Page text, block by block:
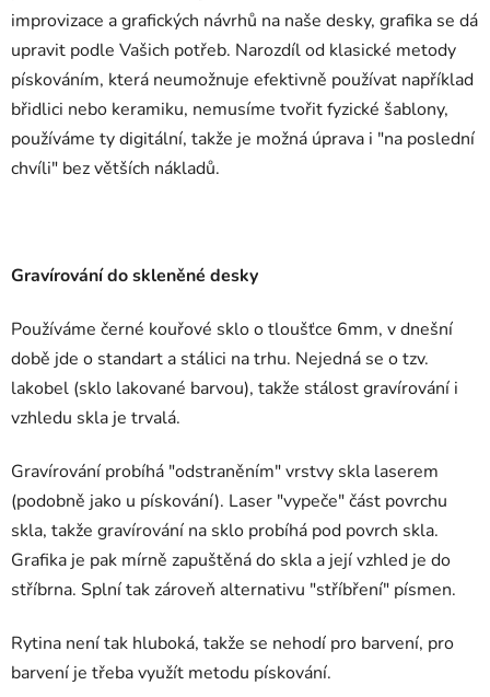
improvizace a grafických návrhů na naše desky, grafika se dá
upravit podle Vašich potřeb. Narozdíl od klasické metody
pískováním, která neumožnuje efektivně používat například
břidlici nebo keramiku, nemusíme tvořit fyzické šablony,
používáme ty digitální, takže je možná úprava i "na poslední
chvíli" bez větších nákladů.
Gravírování do skleněné desky
Používáme černé kouřové sklo o tloušťce 6mm, v dnešní
době jde o standart a stálici na trhu. Nejedná se o tzv.
lakobel (sklo lakované barvou), takže stálost gravírování i
vzhledu skla je trvalá.
Gravírování probíhá "odstraněním" vrstvy skla laserem
(podobně jako u pískování). Laser "vypeče" část povrchu
skla, takže gravírování na sklo probíhá pod povrch skla.
Grafika je pak mírně zapuštěná do skla a její vzhled je do
stříbrna. Splní tak zároveň alternativu "stříbření" písmen.
Rytina není tak hluboká, takže se nehodí pro barvení, pro
barvení je třeba využít metodu pískování.